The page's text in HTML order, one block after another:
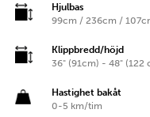
Hastighet bakåt
0-5 km/tim
Klippbredd/höjd
36" (91cm) - 48" (122
Hjulbas
99cm / 236cm /